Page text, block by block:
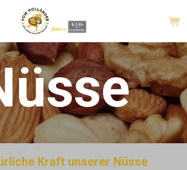
Kraft unserer Nüsse